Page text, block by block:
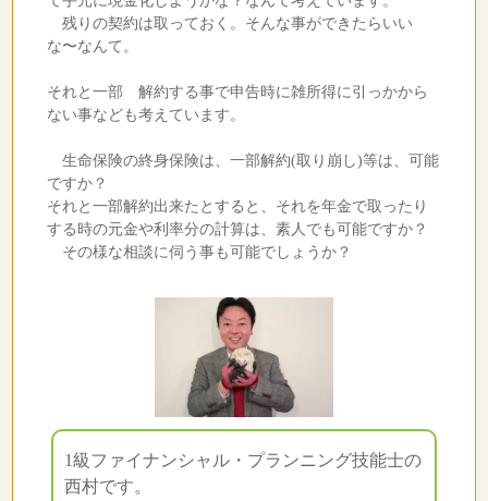
残りの契約は取っておく。そんな事ができたらいい
な〜なんて。
それと一部 解約する事で申告時に雑所得に引っかから
ない事なども考えています。
生命保険の終身保険は、一部解約(取り崩し)等は、可能
ですか？
それと一部解約出来たとすると、それを年金で取ったり
する時の元金や利率分の計算は、素人でも可能ですか？
その様な相談に伺う事も可能でしょうか？
1級ファイナンシャル・プランニング技能士の
西村です。